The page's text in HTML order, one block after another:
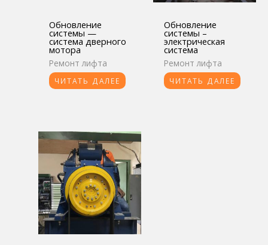
Обновление
системы —
система дверного
мотора
Ремонт лифта
ЧИТАТЬ ДАЛЕЕ
Обновление
системы –
электрическая
система
Ремонт лифта
ЧИТАТЬ ДАЛЕЕ